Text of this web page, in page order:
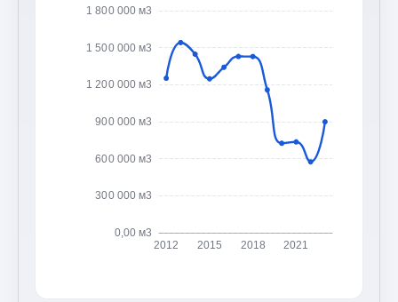
0,00 м3
300 000 м3
600 000 м3
900 000 м3
1 200 000 м3
1 500 000 м3
1 800 000 м3
2012 2015 2018 2021